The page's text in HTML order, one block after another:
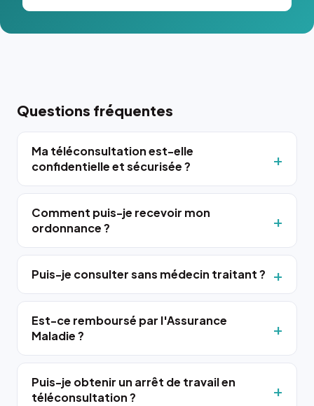
Questions fréquentes
Ma téléconsultation est-elle
confidentielle et sécurisée ?
Comment puis-je recevoir mon
ordonnance ?
Puis-je consulter sans médecin traitant ?
Est-ce remboursé par l'Assurance
Maladie ?
Puis-je obtenir un arrêt de travail en
téléconsultation ?